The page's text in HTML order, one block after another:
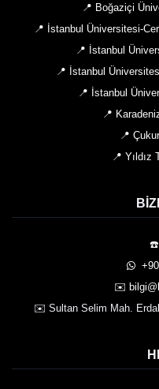
📍 Boğaziçi
📍 İstanbul Üniversitesi-
📍 İstanbul
📍 İstanbul
📍 İstanbul
📍
📍
📍 Yıldız
☎️
+90
✉️
✉️ Sultan Selim Mah. Erdal